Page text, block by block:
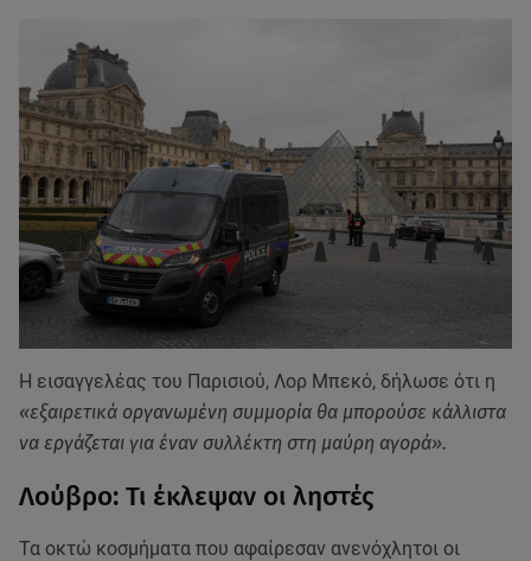
Η εισαγγελέας του Παρισιού, Λορ Μπεκό, δήλωσε ότι η
«εξαιρετικά οργανωμένη συμμορία θα μπορούσε κάλλιστα
να εργάζεται για έναν συλλέκτη στη μαύρη αγορά».
Λούβρο: Τι έκλεψαν οι ληστές
Τα οκτώ κοσμήματα που αφαίρεσαν ανενόχλητοι οι